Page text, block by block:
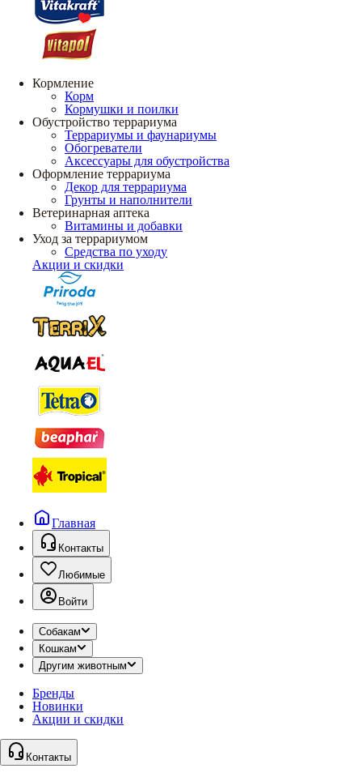
Кормление
Корм
Кормушки и поилки
Обустройство террариума
Террариумы и фаунариумы
Обогреватели
Аксессуары для обустройства
Оформление террариума
Декор для террариума
Грунты и наполнители
Ветеринарная аптека
Витамины и добавки
Уход за террариумом
Средства по уходу
Акции и скидки
Главная
Контакты
Любимые
Войти
Собакам
Кошкам
Другим животным
Бренды
Новинки
Акции и скидки
Контакты